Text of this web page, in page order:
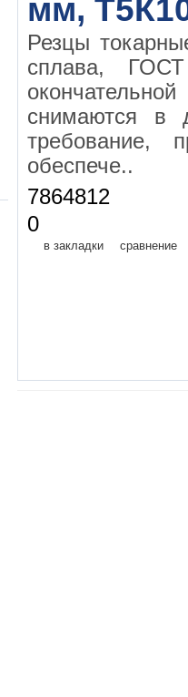
мм,
Резцы
сплава,
снимаются в
требование,
обеспече..
7864812
0
в закладки сравнение